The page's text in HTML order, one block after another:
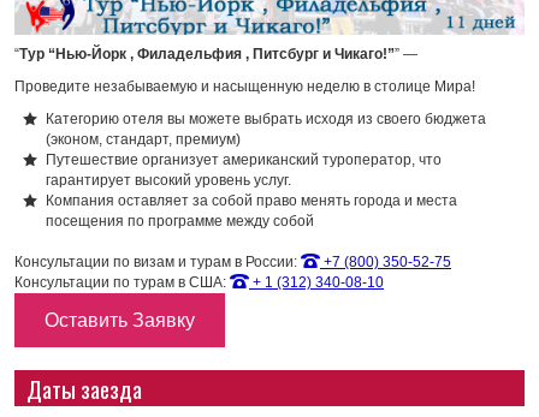
“Тур “Нью-Йорк , Филадельфия , Питсбург и Чикаго!”” —
Проведите незабываемую и насыщенную неделю в столице Мира!
Категорию отеля вы можете выбрать исходя из своего бюджета
(эконом, стандарт, премиум)
Путешествие организует американский туроператор, что
гарантирует высокий уровень услуг.
Компания оставляет за собой право менять города и места
посещения по программе между собой
Консультации по визам и турам в России:
+7 (800) 350-52-75
Консультации по турам в США:
+ 1 (312) 340-08-10
Оставить Заявку
Даты заезда